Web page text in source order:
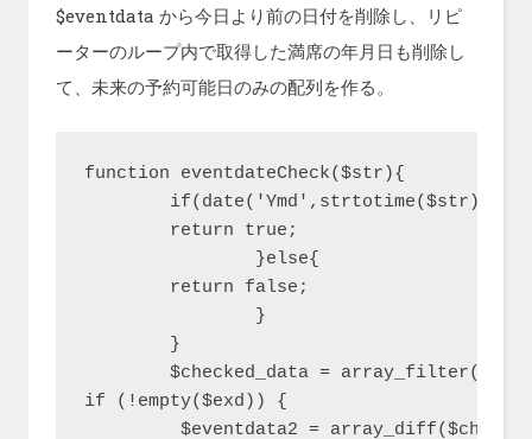
$eventdata から今日より前の日付を削除し、リピ
ーターのループ内で取得した満席の年月日も削除し
て、未来の予約可能日のみの配列を作る。
function eventdateCheck($str){
        return true;
        return false;
if (!empty($exd)) {